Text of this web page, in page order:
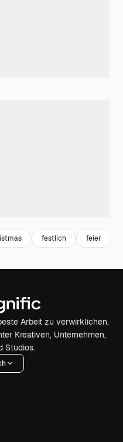
festlich feier
Arbeit zu verwirklichen.
Kreativen, Unternehmen,
Studios.